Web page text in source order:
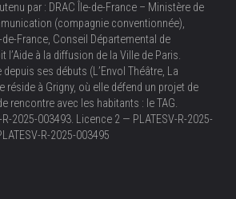
par : DRAC Île-de-France – Ministère de
(compagnie conventionnée),
France, Conseil Départemental de
l’Aide à la diffusion de la Ville de Paris.
ses débuts (L’Envol Théâtre, La
réside à Grigny, où elle défend un projet de
rencontre avec les habitants : le TAG.
2025-003493. Licence 2 — PLATESV-R-2025-
R-2025-003495